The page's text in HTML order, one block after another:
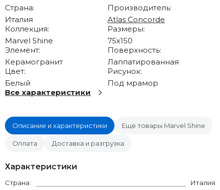
Страна:
Италия
Производитель:
Atlas Concorde
Коллекция:
Marvel Shine
Размеры:
75x150
Элемент:
Керамогранит
Поверхность:
Лаппатированная
Цвет:
Белый
Рисунок:
Под мрамор
Все характеристики
Описание и характеристики Еще товары Marvel Shine
Оплата Доставка и разгрузка
Характеристики
Страна:
Италия